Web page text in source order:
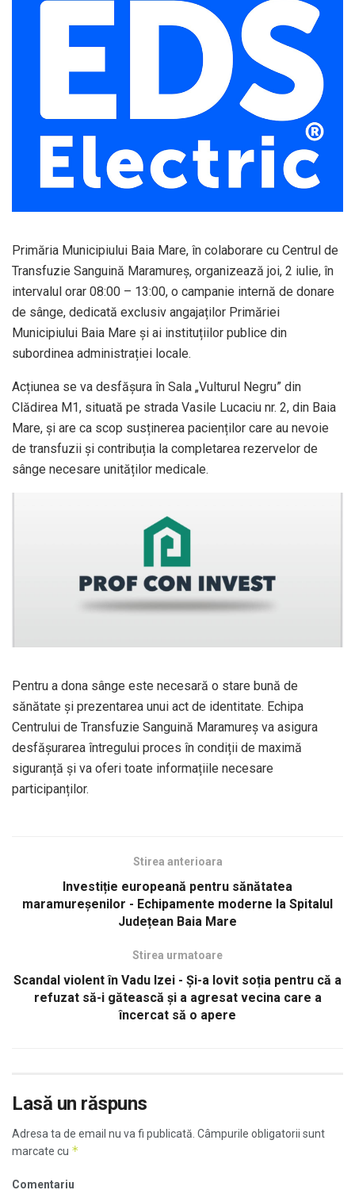
Primăria Municipiului Baia Mare, în colaborare cu Centrul de
Transfuzie Sanguină Maramureș, organizează joi, 2 iulie, în
intervalul orar 08:00 – 13:00, o campanie internă de donare
de sânge, dedicată exclusiv angajaților Primăriei
Municipiului Baia Mare și ai instituțiilor publice din
subordinea administrației locale.
Acțiunea se va desfășura în Sala „Vulturul Negru” din
Clădirea M1, situată pe strada Vasile Lucaciu nr. 2, din Baia
Mare, și are ca scop susținerea pacienților care au nevoie
de transfuzii și contribuția la completarea rezervelor de
sânge necesare unităților medicale.
Pentru a dona sânge este necesară o stare bună de
sănătate și prezentarea unui act de identitate. Echipa
Centrului de Transfuzie Sanguină Maramureș va asigura
desfășurarea întregului proces în condiții de maximă
siguranță și va oferi toate informațiile necesare
participanților.
Stirea anterioara
Investiție europeană pentru sănătatea
maramureșenilor - Echipamente moderne la Spitalul
Județean Baia Mare
Stirea urmatoare
Scandal violent în Vadu Izei - Și-a lovit soția pentru că a
refuzat să-i gătească și a agresat vecina care a
încercat să o apere
Lasă un răspuns
Adresa ta de email nu va fi publicată. Câmpurile obligatorii sunt
marcate cu *
Comentariu